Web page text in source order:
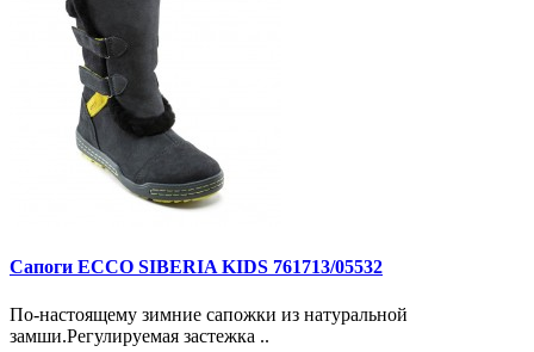
Сапоги ECCO SIBERIA KIDS 761713/05532
По-настоящему зимние сапожки из натуральной
замши.Регулируемая застежка ..